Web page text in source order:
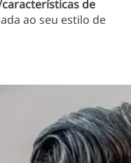
de
ao seu estilo de